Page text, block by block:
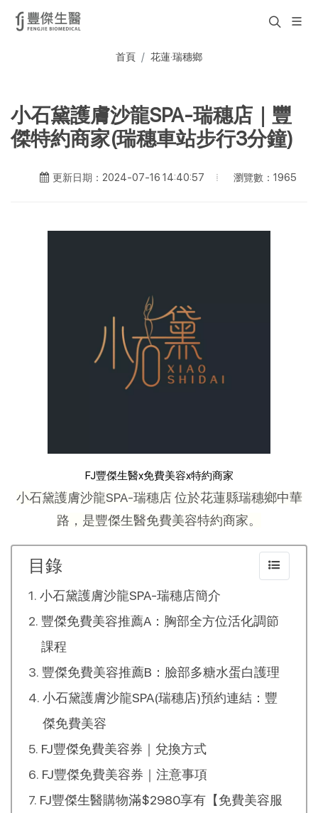
首頁 花蓮·瑞穗鄉
小石黛護膚沙龍SPA-瑞穗店｜豐
傑特約商家(瑞穗車站步行3分鐘)
更新日期：2024-07-16 14:40:57 瀏覽數：1965
FJ豐傑生醫x免費美容x特約商家
小石黛護膚沙龍SPA-瑞穗店 位於花蓮縣瑞穗鄉中華
路，是豐傑生醫免費美容特約商家。
目錄
小石黛護膚沙龍SPA-瑞穗店簡介
豐傑免費美容推薦A：胸部全方位活化調節
課程
豐傑免費美容推薦B：臉部多糖水蛋白護理
小石黛護膚沙龍SPA(瑞穗店)預約連結：豐
傑免費美容
FJ豐傑免費美容券｜兌換方式
FJ豐傑免費美容券｜注意事項
FJ豐傑生醫購物滿$2980享有【免費美容服